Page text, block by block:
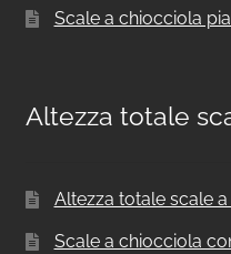
Scale a chiocciola
Altezza totale
Altezza totale scale
Scale a chiocciola